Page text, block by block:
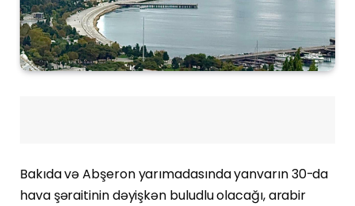
Bakıda və Abşeron yarımadasında yanvarın 30-da
hava şəraitinin dəyişkən buludlu olacağı, arabir